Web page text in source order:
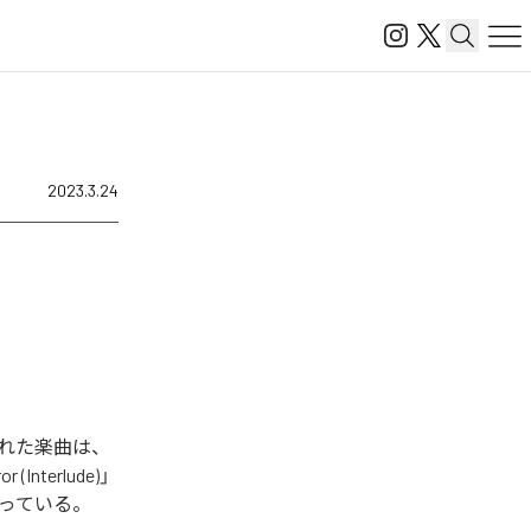
2023.3.24
た楽曲は、
(Interlude)」
ている。